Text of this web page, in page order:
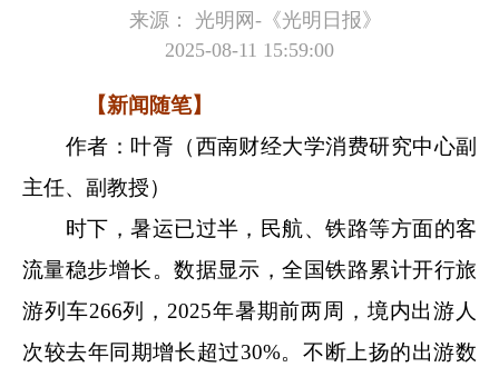
来源：
光明网-《光明日报》
2025-08-11 15:59:00
【新闻随笔】
作者：叶胥（西南财经大学消费研究中心副
主任、副教授）
时下，暑运已过半，民航、铁路等方面的客
流量稳步增长。数据显示，全国铁路累计开行旅
游列车266列，2025年暑期前两周，境内出游人
次较去年同期增长超过30%。不断上扬的出游数